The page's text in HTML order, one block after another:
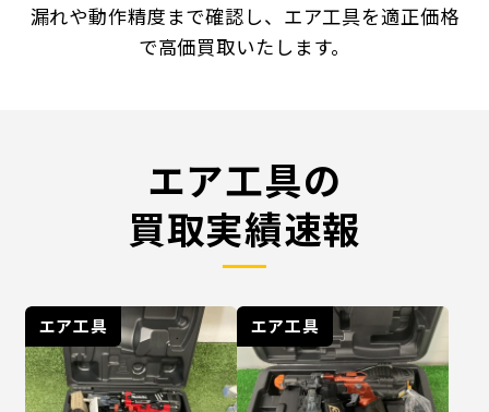
漏れや動作精度まで確認し、エア工具を適正価格
で高価買取いたします。
エア工具の
買取実績速報
エア工具 エア工具